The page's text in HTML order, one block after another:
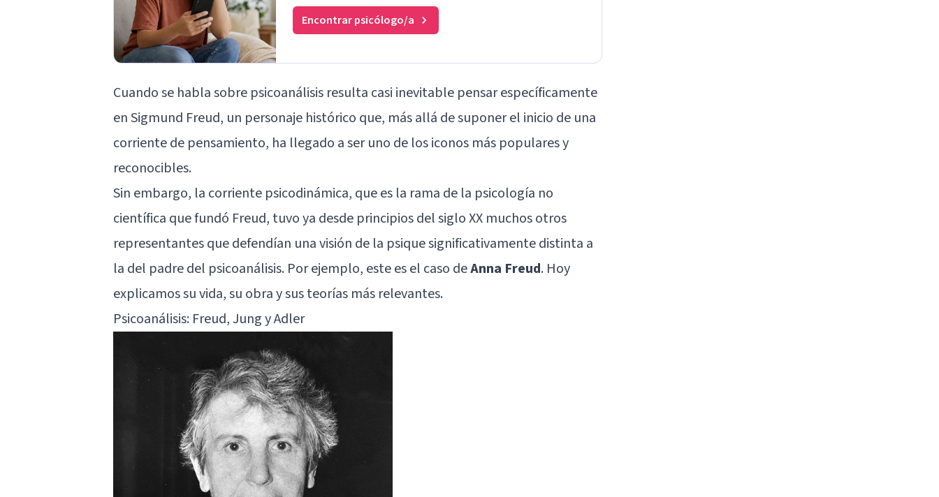
Encontrar psicólogo/a
Cuando se habla sobre psicoanálisis resulta casi inevitable pensar específicamente
enSigmund Freud, un personaje histórico que, más allá de suponer el inicio de una
corriente de pensamiento, ha llegado a ser uno de los iconos más populares y
reconocibles.
Sin embargo, la corriente psicodinámica, que es la rama de la psicología no
científica que fundó Freud, tuvo ya desde principios del siglo XX muchos otros
representantes que defendían una visión de la psique significativamente distinta a
la del padre del psicoanálisis. Por ejemplo, este es el caso deAnna Freud. Hoy
explicamos su vida, su obra y sus teorías más relevantes.
Psicoanálisis: Freud, Jung y Adler